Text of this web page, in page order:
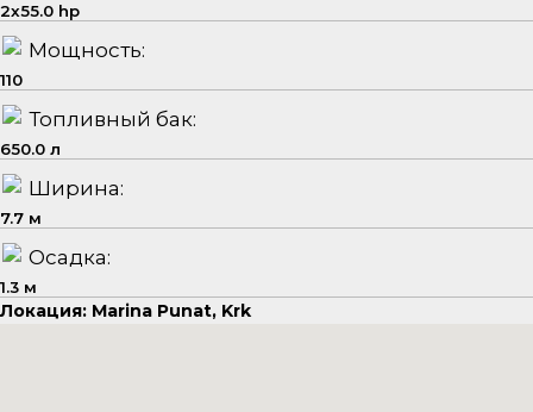
2x55.0 hp
Мощность:
110
Топливный бак:
650.0 л
Ширина:
7.7 м
Осадка:
1.3 м
Локация: Marina Punat, Krk